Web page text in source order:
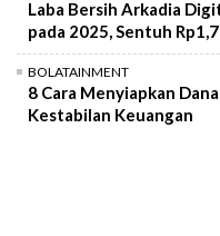
Laba Bersih Arkadia
pada 2025, Sentuh
BOLATAINMENT
8 Cara Menyiapkan
Kestabilan Keuangan